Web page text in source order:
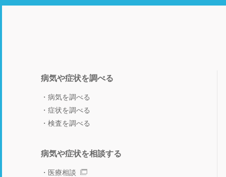
病気や症状を調べる
病気を調べる
症状を調べる
検査を調べる
病気や症状を相談する
医療相談